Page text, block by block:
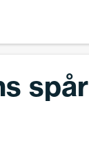
spår